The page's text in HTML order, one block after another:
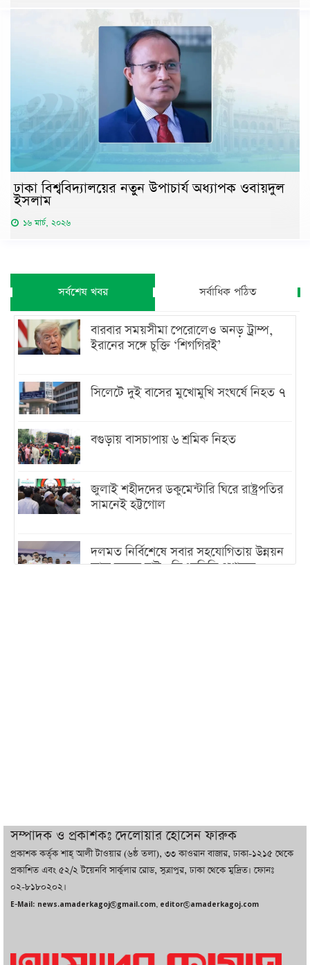
ঢাকা বিশ্ববিদ্যালয়ের নতুন উপাচার্য অধ্যাপক ওবায়দুল
ইসলাম
১৬ মার্চ, ২০২৬
সর্বশেষ খবর সর্বাধিক পঠিত
বারবার সময়সীমা পেরোলেও অনড় ট্রাম্প,
ইরানের সঙ্গে চুক্তি ‘শিগগিরই’
সিলেটে দুই বাসের মুখোমুখি সংঘর্ষে নিহত ৭
বগুড়ায় বাসচাপায় ৬ শ্রমিক নিহত
জুলাই শহীদদের ডকুমেন্টারি ঘিরে রাষ্ট্রপতির
সামনেই হট্টগোল
দলমত নির্বিশেষে সবার সহযোগিতায় উন্নয়ন
কাজ করতে চাই : ডিএনসিসি প্রশাসক
বাজারে কাঁচা মরিচে ‘আগুন’, ‘এত দাম তো
আগে দেখিনি’
সম্পাদক ও প্রকাশকঃ দেলোয়ার হোসেন ফারুক
প্রকাশক কর্তৃক শাহ্ আলী টাওয়ার (৬ষ্ঠ তলা), ৩৩ কাওরান বাজার, ঢাকা-১২১৫ থেকে
প্রকাশিত এবং ৫২/২ টয়েনবি সার্কুলার রোড, সুত্রাপুর, ঢাকা থেকে মুদ্রিত। ফোনঃ
০২-৮১৮০২০২।
E-Mail: news.amaderkagoj@gmail.com, editor@amaderkagoj.com